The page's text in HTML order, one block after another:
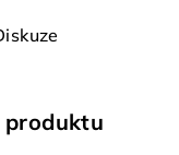
produktu